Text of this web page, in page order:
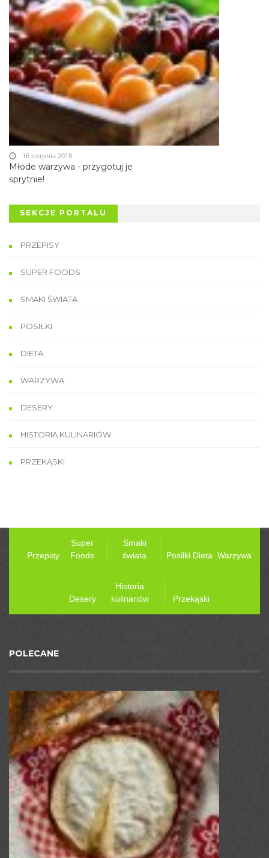
Młode warzywa - przygotuj je
sprytnie!
16 sierpnia 2018
SEKCJE PORTALU
PRZEPISY
SUPER FOODS
SMAKI ŚWIATA
POSIŁKI
DIETA
WARZYWA
DESERY
HISTORIA KULINARIÓW
PRZEKĄSKI
Przepisy
Super
Foods
Smaki
świata
Posiłki Dieta Warzywa
Desery
Historia
kulinariów
Przekąski
POLECANE